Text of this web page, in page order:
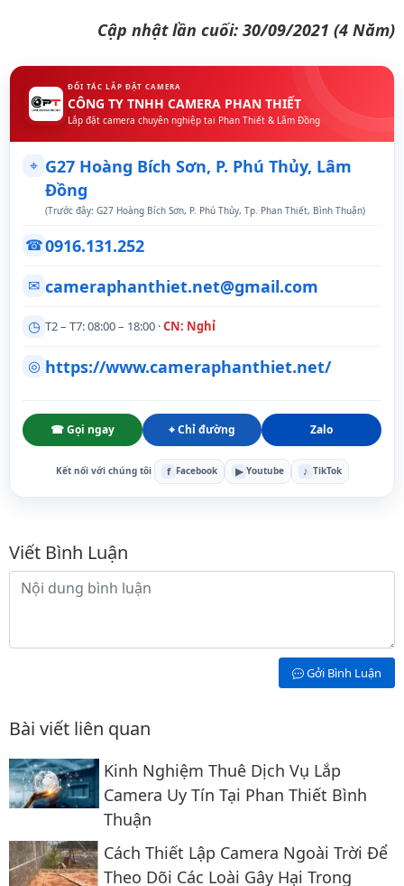
Cập nhật lần cuối: 30/09/2021 (4 Năm)
ĐỐI TÁC LẮP ĐẶT CAMERA
CÔNG TY TNHH CAMERA PHAN THIẾT
Lắp đặt camera chuyên nghiệp tại Phan Thiết & Lâm Đồng
⌖ G27 Hoàng Bích Sơn, P. Phú Thủy, Lâm
Đồng
(Trước đây: G27 Hoàng Bích Sơn, P. Phú Thủy, Tp. Phan Thiết, Bình Thuận)
☎0916.131.252
✉ cameraphanthiet.net@gmail.com
◷ T2 – T7: 08:00 – 18:00 ·CN: Nghỉ
◎ https://www.cameraphanthiet.net/
☎ Gọi ngay ⌖ Chỉ đường Zalo
Kết nối với chúng tôi f Facebook ▶ Youtube ♪ TikTok
Bình luận
Viết Bình Luận
Nội dung bình luận
Gởi Bình Luận
Bài viết liên quan
Kinh Nghiệm Thuê Dịch Vụ Lắp
Camera Uy Tín Tại Phan Thiết Bình
Thuận
Cách Thiết Lập Camera Ngoài Trời Để
Theo Dõi Các Loài Gây Hại Trong